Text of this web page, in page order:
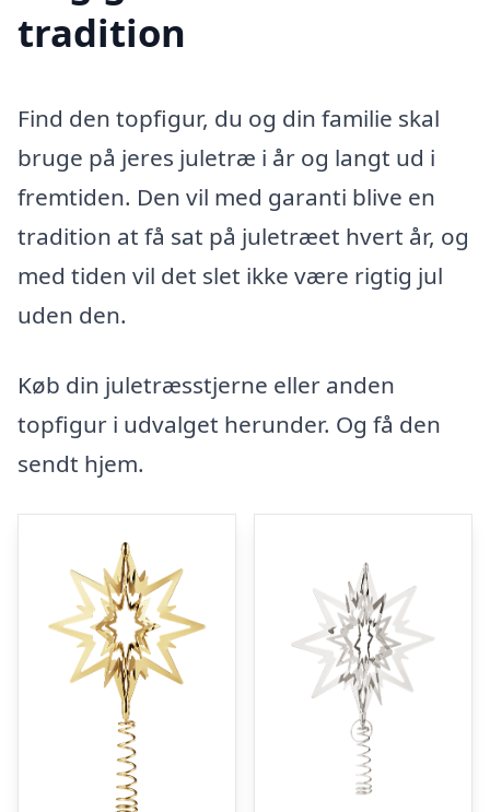
tradition
Find den topfigur, du og din familie skal
bruge på jeres juletræ i år og langt ud i
fremtiden. Den vil med garanti blive en
tradition at få sat på juletræet hvert år, og
med tiden vil det slet ikke være rigtig jul
uden den.
Køb din juletræsstjerne eller anden
topfigur i udvalget herunder. Og få den
sendt hjem.